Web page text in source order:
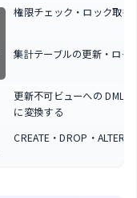
権限チェック・ロック取得
集計テーブルの更新・ログ
更新不可ビューへの DML
に変換する
CREATE・DROP・ALTER